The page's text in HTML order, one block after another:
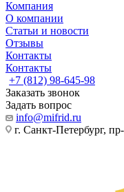
Компания
О компании
Статьи и новости
Отзывы
Контакты
Контакты
+7 (812) 98-645-98
Заказать звонок
Задать вопрос
info@mifrid.ru
г. Санкт-Петербург,